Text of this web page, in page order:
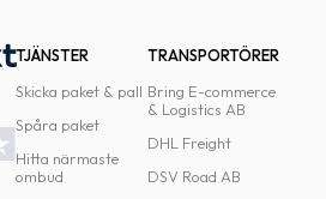
TJÄNSTER
Skicka paket & pall
Spåra paket
Hitta närmaste
ombud
TRANSPORTÖRER
Bring E-commerce
& Logistics AB
DHL Freight
DSV Road AB